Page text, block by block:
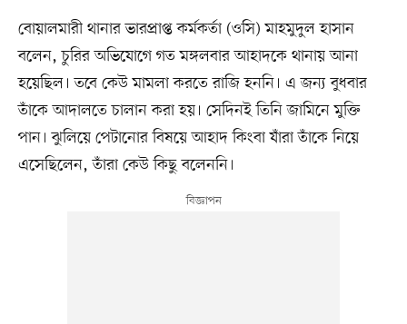
বোয়ালমারী থানার ভারপ্রাপ্ত কর্মকর্তা (ওসি) মাহমুদুল হাসান
বলেন, চুরির অভিযোগে গত মঙ্গলবার আহাদকে থানায় আনা
হয়েছিল। তবে কেউ মামলা করতে রাজি হননি। এ জন্য বুধবার
তাঁকে আদালতে চালান করা হয়। সেদিনই তিনি জামিনে মুক্তি
পান। ঝুলিয়ে পেটানোর বিষয়ে আহাদ কিংবা যাঁরা তাঁকে নিয়ে
এসেছিলেন, তাঁরা কেউ কিছু বলেননি।